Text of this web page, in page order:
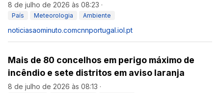
8 de julho de 2026 às 08:23 ·
País Meteorologia Ambiente
noticiasaominuto.comcnnportugal.iol.pt
Mais de 80 concelhos em perigo máximo de
incêndio e sete distritos em aviso laranja
8 de julho de 2026 às 08:13 ·